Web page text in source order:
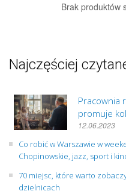
Brak produktów
Najczęściej
Pracownia
promuje
12.06.2023
Co robić w Warszawie w
Chopinowskie, jazz, sport i
70 miejsc, które warto
dzielnicach